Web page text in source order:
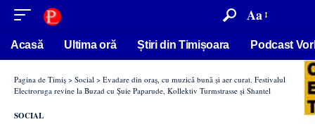
conținut Aa
Acasă Ultima oră Știri din Timișoara Podcast
Pagina de Timiș > Social > Evadare din oraș, cu muzică bună și aer curat. Festivalul
Electroruga revine la Buzad cu Șuie Paparude, Kollektiv Turmstrasse și Shantel
SOCIAL